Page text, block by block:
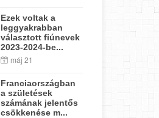
Ezek voltak a
leggyakrabban
választott fiúnevek
2023-2024-be...
máj 21
Franciaországban
a születések
számának jelentős
csökkenése m...